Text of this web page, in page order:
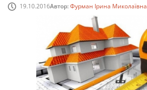
19.10.2016Автор:Фурман Ірина Миколаївна